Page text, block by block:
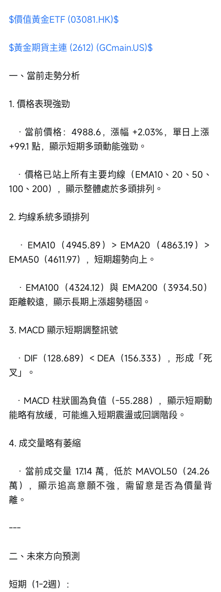
$價值黃金ETF (03081.HK)$
$黃金期貨主連 (2612) (GCmain.US)$
一、當前走勢分析
1. 價格表現強勁
+99.1 點，顯示短期多頭動能強勁。
100、200），顯示整體處於多頭排列。
2. 均線系統多頭排列
EMA50（4611.97），短期趨勢向上。
距離較遠，顯示長期上漲趨勢穩固。
3. MACD 顯示短期調整訊號
叉」。
能略有放緩，可能進入短期震盪或回調階段。
4. 成交量略有萎縮
萬），顯示追高意願不強，需留意是否為價量背
離。
---
二、未來方向預測
短期（1-2週）：